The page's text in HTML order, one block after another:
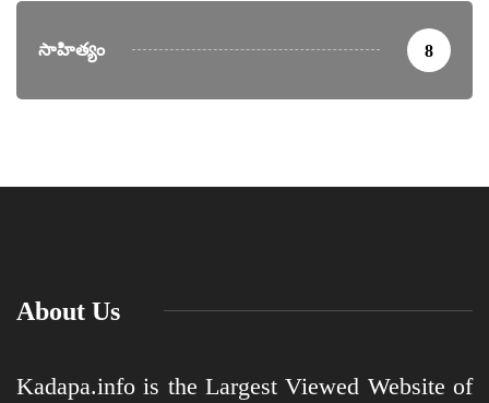
సాహిత్యం 8
About Us
Kadapa.info is the Largest Viewed Website of